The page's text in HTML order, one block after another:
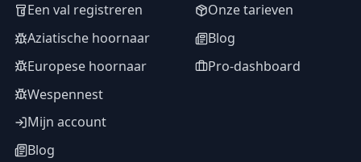
Een val registreren
Aziatische hoornaar
Europese hoornaar
Wespennest
Mijn account
Blog
Onze tarieven
Blog
Pro-dashboard